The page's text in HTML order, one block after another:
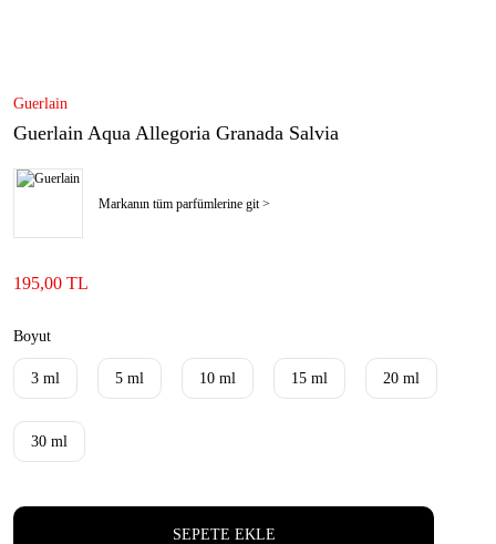
Guerlain
Guerlain Aqua Allegoria Granada Salvia
Markanın tüm parfümlerine git >
195,00 TL
Boyut
3 ml 5 ml 10 ml 15 ml 20 ml
30 ml
SEPETE EKLE